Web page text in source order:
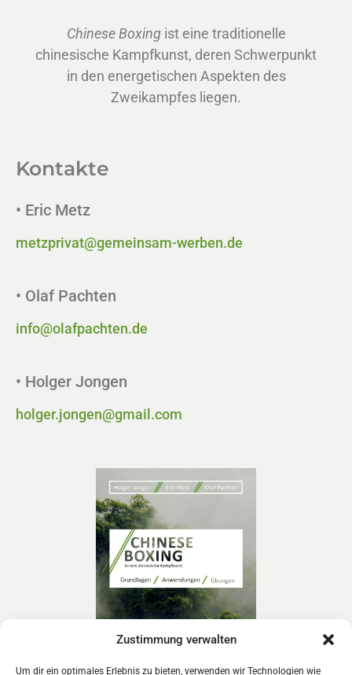
Zustimmung verwalten
Um dir ein optimales Erlebnis zu bieten, verwenden wir Technologien wie
Chinese Boxingist eine traditionelle
chinesische Kampfkunst, deren Schwerpunkt
in den energetischen Aspekten des
Zweikampfes liegen.
Kontakte
• Eric Metz
metzprivat@gemeinsam-werben.de
• Olaf Pachten
info@olafpachten.de
• Holger Jongen
holger.jongen@gmail.com